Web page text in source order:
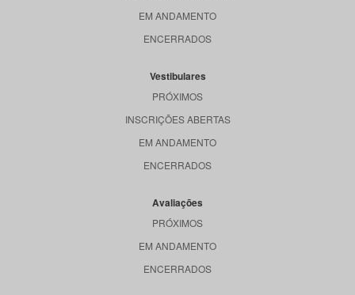
EM ANDAMENTO
ENCERRADOS
Vestibulares
PRÓXIMOS
INSCRIÇÕES ABERTAS
EM ANDAMENTO
ENCERRADOS
Avaliações
PRÓXIMOS
EM ANDAMENTO
ENCERRADOS